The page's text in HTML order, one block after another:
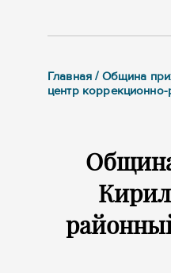
Главная / Община
центр